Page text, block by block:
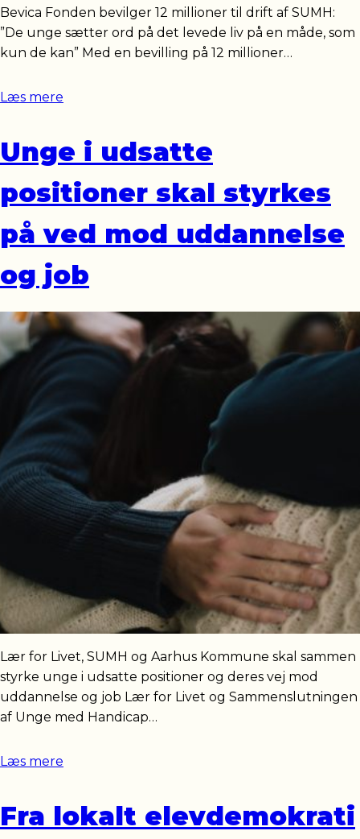
Bevica Fonden bevilger 12 millioner til drift af SUMH:
”De unge sætter ord på det levede liv på en måde, som
kun de kan” Med en bevilling på 12 millioner…
Læs mere
Unge i udsatte
positioner skal styrkes
på ved mod uddannelse
og job
Lær for Livet, SUMH og Aarhus Kommune skal sammen
styrke unge i udsatte positioner og deres vej mod
uddannelse og job Lær for Livet og Sammenslutningen
af Unge med Handicap…
Læs mere
Fra lokalt elevdemokrati